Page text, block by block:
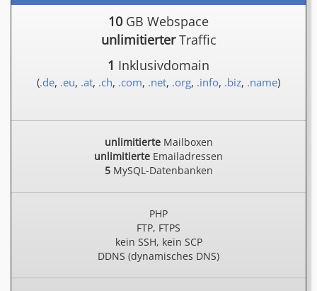
10 GB Webspace
unlimitierterTraffic
1 Inklusivdomain
(.de, .eu, .at, .ch, .com, .net, .org, .info, .biz, .name)
unlimitierteMailboxen
unlimitierte Emailadressen
5MySQL-Datenbanken
PHP
FTP, FTPS
kein SSH, kein SCP
DDNS (dynamisches DNS)